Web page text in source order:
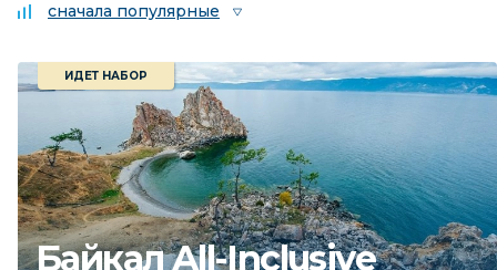
сначала популярные
Байкал All-Inclusive
ИДЕТ НАБОР